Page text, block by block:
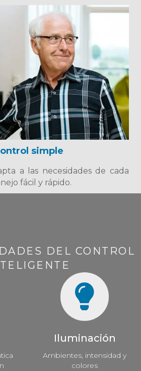
simple
a las necesidades de cada
fácil y rápido.
DEL CONTROL
Iluminación
Ambientes, intensidad y
colores